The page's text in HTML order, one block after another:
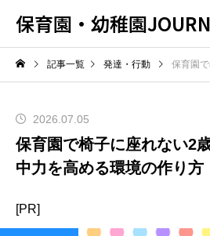
保育園・幼稚園
記事一覧 発達・行動 保育園で椅子に
2026.07.05
保育園で椅子に座れない2
中力を高める環境の作り方
[PR]